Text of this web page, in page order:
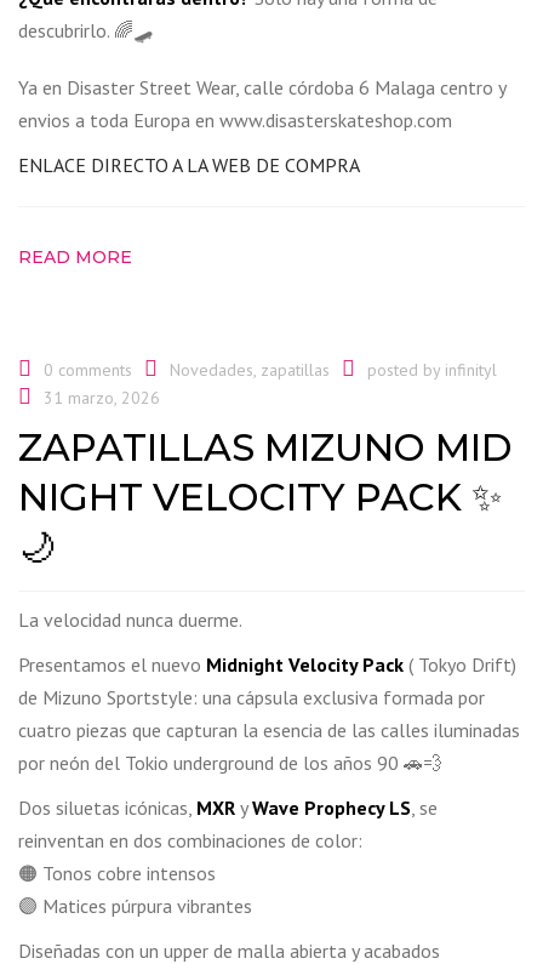
descubrirlo. 🌈🛹
Ya en Disaster Street Wear, calle córdoba 6 Malaga centro y
envios a toda Europa en www.disasterskateshop.com
ENLACE DIRECTO A LA WEB DE COMPRA
READ MORE
0 comments Novedades, zapatillas posted by infinityl
31 marzo, 2026
ZAPATILLAS MIZUNO MID
NIGHT VELOCITY PACK ✨
🌙
La velocidad nunca duerme.
Presentamos el nuevo Midnight Velocity Pack ( Tokyo Drift)
de Mizuno Sportstyle: una cápsula exclusiva formada por
cuatro piezas que capturan la esencia de las calles iluminadas
por neón del Tokio underground de los años 90 🚗💨
Dos siluetas icónicas, MXR yWave Prophecy LS , se
reinventan en dos combinaciones de color:
🟠 Tonos cobre intensos
🟣 Matices púrpura vibrantes
Diseñadas con un upper de malla abierta y acabados